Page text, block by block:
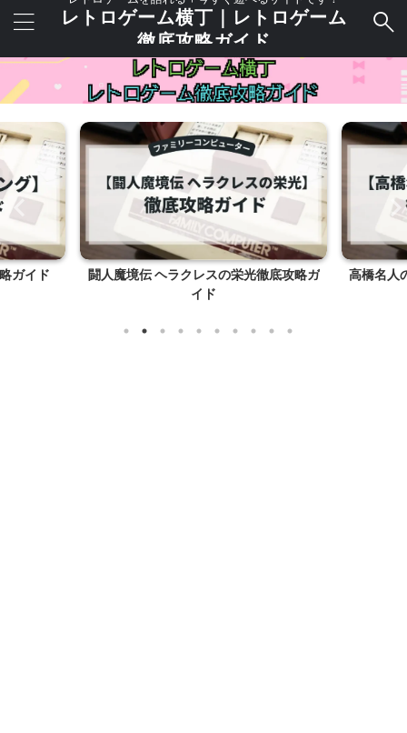
レトロゲーム横丁｜レトロゲーム
徹底攻略ガイド
ガイド
闘人魔境伝 ヘラクレスの栄光徹底攻略ガ
イド
高橋名人